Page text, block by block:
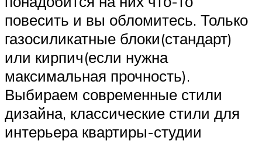
повесить и вы обломитесь. Только
газосиликатные блоки(стандарт)
или кирпич(если нужна
максимальная прочность).
Выбираем современные стили
дизайна, классические стили для
интерьера квартиры-студии